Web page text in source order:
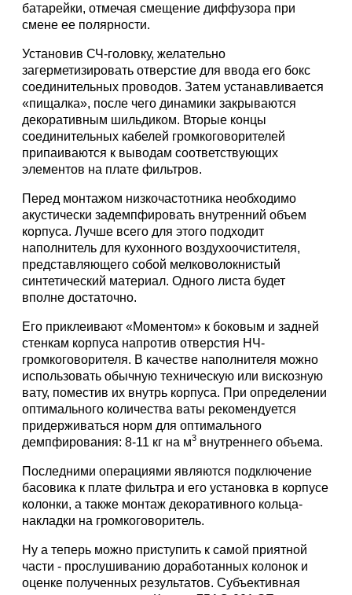
батарейки, отмечая смещение диффузора при
смене ее полярности.
Установив СЧ-головку, желательно
загерметизировать отверстие для ввода его бокс
соединительных проводов. Затем устанавливается
«пищалка», после чего динамики закрываются
декоративным шильдиком. Вторые концы
соединительных кабелей громкоговорителей
припаиваются к выводам соответствующих
элементов на плате фильтров.
Перед монтажом низкочастотника необходимо
акустически задемпфировать внутренний объем
корпуса. Лучше всего для этого подходит
наполнитель для кухонного воздухоочистителя,
представляющего собой мелковолокнистый
синтетический материал. Одного листа будет
вполне достаточно.
Его приклеивают «Моментом» к боковым и задней
стенкам корпуса напротив отверстия НЧ-
громкоговорителя. В качестве наполнителя можно
использовать обычную техническую или вискозную
вату, поместив их внутрь корпуса. При определении
оптимального количества ваты рекомендуется
придерживаться норм для оптимального
демпфирования: 8-11 кг на м3 внутреннего объема.
Последними операциями являются подключение
басовика к плате фильтра и его установка в корпусе
колонки, а также монтаж декоративного кольца-
накладки на громкоговоритель.
Ну а теперь можно приступить к самой приятной
части - прослушиванию доработанных колонок и
оценке полученных результатов. Субъективная